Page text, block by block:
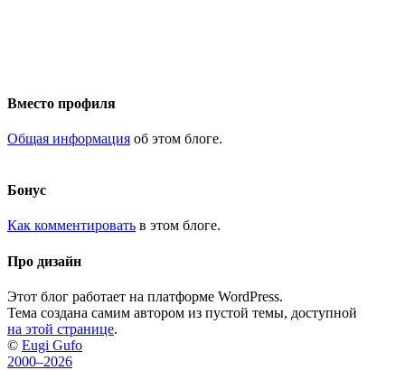
Вместо профиля
Общая информация об этом блоге.
Бонус
Как комментировать в этом блоге.
Про дизайн
Этот блог работает на платформе WordPress.
Тема создана самим автором из пустой темы, доступной
на этой странице.
© Eugi Gufo
2000–2026